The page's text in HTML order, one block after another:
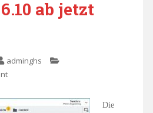
ab jetzt
adminghs
Die